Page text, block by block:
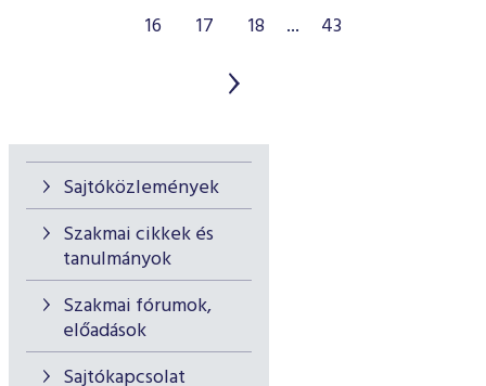
Sajtóközlemények
Szakmai cikkek és
tanulmányok
Szakmai fórumok,
előadások
Sajtókapcsolat
16
17 18 ... 43